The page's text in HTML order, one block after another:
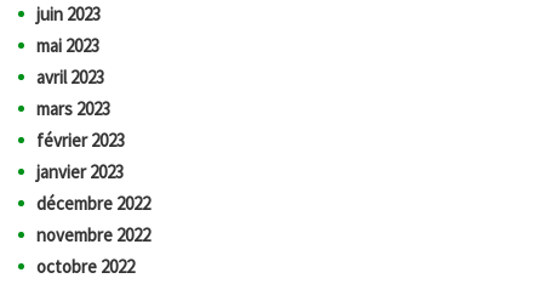
juin 2023
mai 2023
avril 2023
mars 2023
février 2023
janvier 2023
décembre 2022
novembre 2022
octobre 2022